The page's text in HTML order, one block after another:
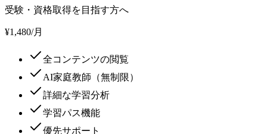
受験・資格取得を目指す方へ
¥1,480/月
全コンテンツの閲覧
AI家庭教師（無制限）
詳細な学習分析
学習パス機能
優先サポート